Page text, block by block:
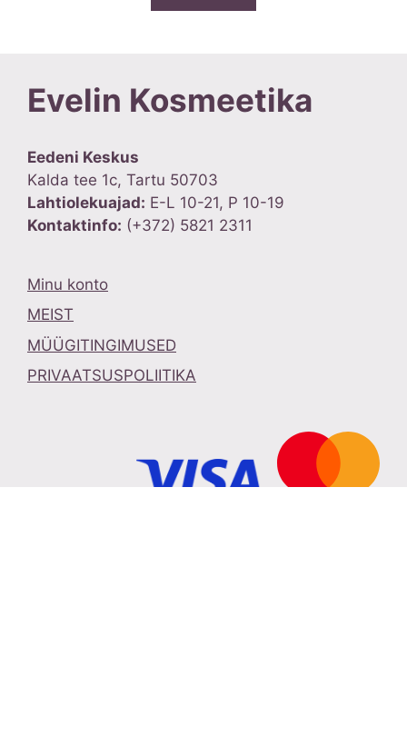
Evelin Kosmeetika
Eedeni Keskus
Kalda tee 1c, Tartu 50703
Lahtiolekuajad: E-L 10-21, P 10-19
Kontaktinfo: (+372) 5821 2311
Minu konto
MEIST
MÜÜGITINGIMUSED
PRIVAATSUSPOLIITIKA